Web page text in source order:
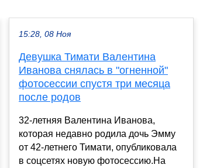
15:28, 08 Ноя
Девушка Тимати Валентина
Иванова снялась в "огненной"
фотосессии спустя три месяца
после родов
32-летняя Валентина Иванова,
которая недавно родила дочь Эмму
от 42-летнего Тимати, опубликовала
в соцсетях новую фотосессию.На